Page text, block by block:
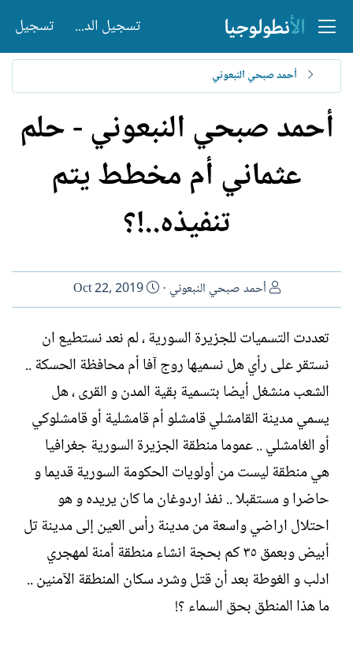
تسجيل الدخول تسجيل
أحمد صبحي النبعوني
أحمد صبحي النبعوني - حلم
عثماني أم مخطط يتم
تنفيذه..!؟
ا
ل
ا
ت
ب
أحمد صبحي النبعوني
ت
ا
ي
خ
ل
إ
ن
ش
ا
ء
Oct 22, 2019
تعددت التسميات للجزيرة السورية ، لم نعد نستطيع ان
نستقر على رأي هل نسميها روج آفا أم محافظة الحسكة ..
الشعب منشغل أيضا بتسمية بقية المدن و القرى ، هل
يسمي مدينة القامشلي قامشلو أم قامشلية أو قامشلوكي
أو الغامشلي .. عموما منطقة الجزيرة السورية جغرافيا
هي منطقة ليست من أولويات الحكومة السورية قديما و
حاضرا و مستقبلا .. نفذ اردوغان ما كان يريده و هو
احتلال اراضي واسعة من مدينة رأس العين إلى مدينة تل
أبيض وبعمق ٣٥ كم بحجة انشاء منطقة أمنة لمهجري
ادلب و الغوطة بعد أن قتل وشرد سكان المنطقة الآمنين ..
ما هذا المنطق بحق السماء ؟!